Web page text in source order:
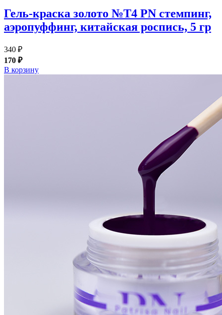
Гель-краска золото №T4 PN стемпинг,
аэропуффинг, китайская роспись, 5 гр
340 ₽
170 ₽
В корзину